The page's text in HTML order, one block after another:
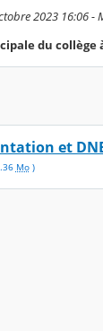
2023 16:06 -
du
et
Mo)